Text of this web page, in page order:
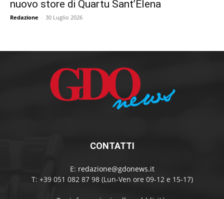
nuovo store di Quartu Sant’Elena
Redazione - 30 Luglio 2026
CONTATTI
E: redazione@gdonews.it
T: +39 051 082 87 98 (Lun-Ven ore 09-12 e 15-17)